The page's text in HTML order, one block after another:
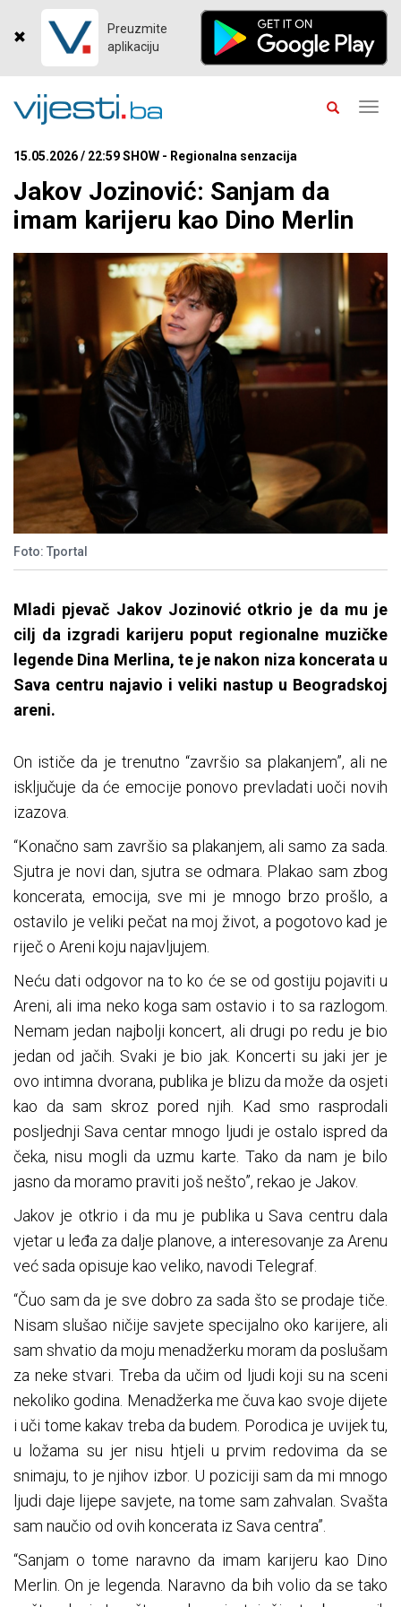
Preuzmite
aplikaciju
15.05.2026 / 22:59 SHOW - Regionalna senzacija
Jakov Jozinović: Sanjam da
imam karijeru kao Dino Merlin
Foto: Tportal
Mladi pjevač Jakov Jozinović otkrio je da mu je
cilj da izgradi karijeru poput regionalne muzičke
legende Dina Merlina, te je nakon niza koncerata u
Sava centru najavio i veliki nastup u Beogradskoj
areni.
On ističe da je trenutno “završio sa plakanjem”, ali ne
isključuje da će emocije ponovo prevladati uoči novih
izazova.
“Konačno sam završio sa plakanjem, ali samo za sada.
Sjutra je novi dan, sjutra se odmara. Plakao sam zbog
koncerata, emocija, sve mi je mnogo brzo prošlo, a
ostavilo je veliki pečat na moj život, a pogotovo kad je
riječ o Areni koju najavljujem.
Neću dati odgovor na to ko će se od gostiju pojaviti u
Areni, ali ima neko koga sam ostavio i to sa razlogom.
Nemam jedan najbolji koncert, ali drugi po redu je bio
jedan od jačih. Svaki je bio jak. Koncerti su jaki jer je
ovo intimna dvorana, publika je blizu da može da osjeti
kao da sam skroz pored njih. Kad smo rasprodali
posljednji Sava centar mnogo ljudi je ostalo ispred da
čeka, nisu mogli da uzmu karte. Tako da nam je bilo
jasno da moramo praviti još nešto”, rekao je Jakov.
Jakov je otkrio i da mu je publika u Sava centru dala
vjetar u leđa za dalje planove, a interesovanje za Arenu
već sada opisuje kao veliko, navodi Telegraf.
“Čuo sam da je sve dobro za sada što se prodaje tiče.
Nisam slušao ničije savjete specijalno oko karijere, ali
sam shvatio da moju menadžerku moram da poslušam
za neke stvari. Treba da učim od ljudi koji su na sceni
nekoliko godina. Menadžerka me čuva kao svoje dijete
i uči tome kakav treba da budem. Porodica je uvijek tu,
u ložama su jer nisu htjeli u prvim redovima da se
snimaju, to je njihov izbor. U poziciji sam da mi mnogo
ljudi daje lijepe savjete, na tome sam zahvalan. Svašta
sam naučio od ovih koncerata iz Sava centra”.
“Sanjam o tome naravno da imam karijeru kao Dino
Merlin. On je legenda. Naravno da bih volio da se tako